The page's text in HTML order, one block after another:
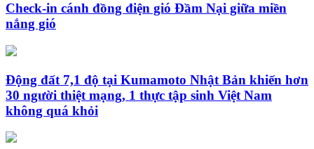
Check-in cánh đồng điện gió Đầm Nại giữa miền
nắng gió
Động đất 7,1 độ tại Kumamoto Nhật Bản khiến hơn
30 người thiệt mạng, 1 thực tập sinh Việt Nam
không quá khỏi